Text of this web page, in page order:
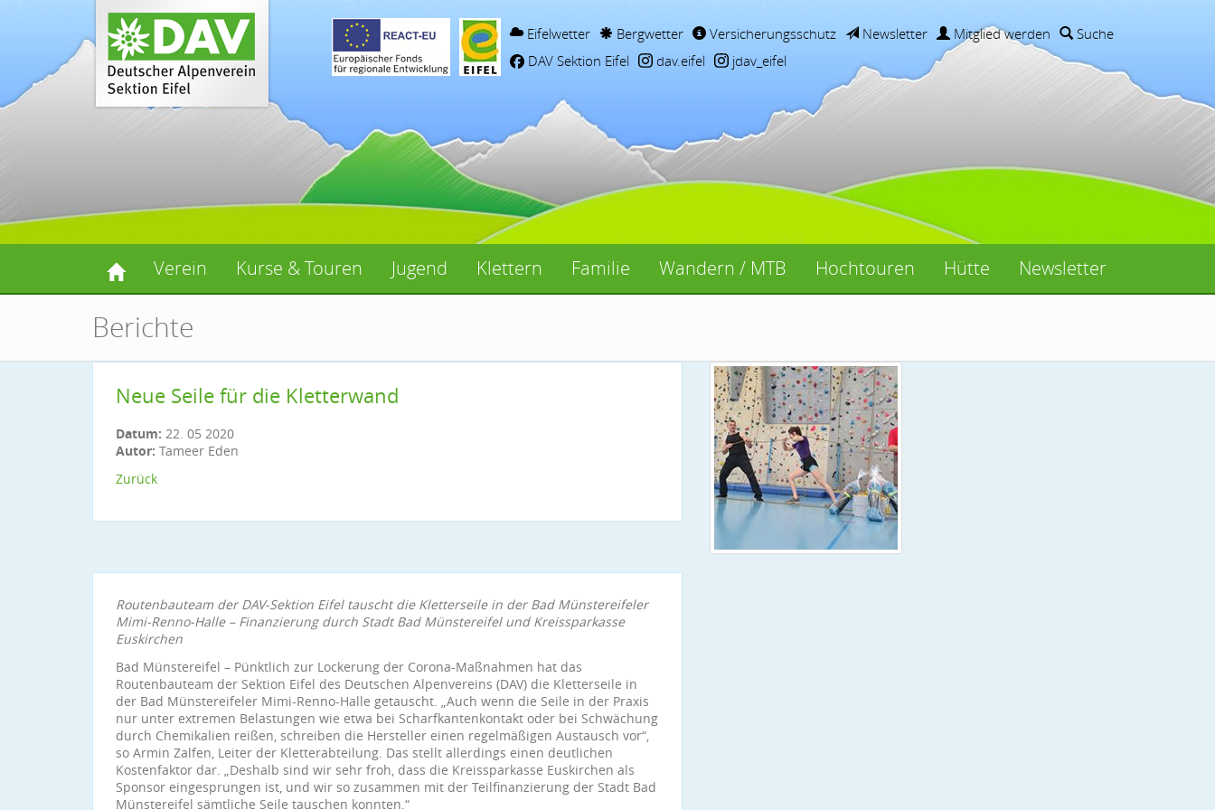
Eifelwetter Bergwetter Versicherungsschutz Newsletter Mitglied werden
Suche
DAV Sektion Eifel
dav.eifel jdav_eifel
Verein Kurse & Touren Jugend Klettern Familie Wandern / MTB Hochtouren Hütte Newsletter
Berichte
Neue Seile für die Kletterwand
Datum: 22. 05 2020
Autor: Tameer Eden
Zurück
Routenbauteam der DAV-Sektion Eifel tauscht die Kletterseile in der Bad Münstereifeler
Mimi-Renno-Halle – Finanzierung durch Stadt Bad Münstereifel und Kreissparkasse
Euskirchen
Bad Münstereifel – Pünktlich zur Lockerung der Corona-Maßnahmen hat das
Routenbauteam der Sektion Eifel des Deutschen Alpenvereins (DAV) die Kletterseile in
der Bad Münstereifeler Mimi-Renno-Halle getauscht. „Auch wenn die Seile in der Praxis
nur unter extremen Belastungen wie etwa bei Scharfkantenkontakt oder bei Schwächung
durch Chemikalien reißen, schreiben die Hersteller einen regelmäßigen Austausch vor“,
so Armin Zalfen, Leiter der Kletterabteilung. Das stellt allerdings einen deutlichen
Kostenfaktor dar. „Deshalb sind wir sehr froh, dass die Kreissparkasse Euskirchen als
Sponsor eingesprungen ist, und wir so zusammen mit der Teilfinanzierung der Stadt Bad
Münstereifel sämtliche Seile tauschen konnten.“